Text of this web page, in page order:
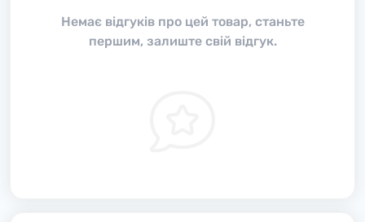
Немає відгуків про цей товар, станьте
першим, залиште свій відгук.